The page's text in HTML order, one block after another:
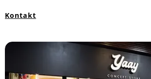
Kontakt